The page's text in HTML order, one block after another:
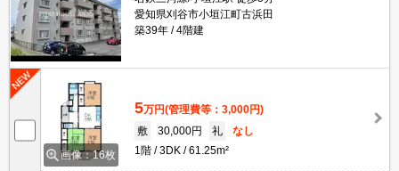
愛知県刈谷市小垣江町古浜田
築39年
4階建
画像：16枚
5万円(管理費等：3,000円)
敷
30,000円 礼
なし
1階
3DK 61.25m²